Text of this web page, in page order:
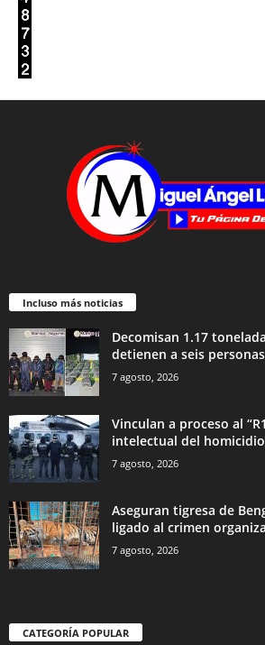
Incluso más noticias
Decomisan 1.17
detienen a seis
7 agosto, 2026
Vinculan a proceso al
intelectual del
7 agosto, 2026
Aseguran tigresa de
ligado al crimen
7 agosto, 2026
CATEGORÍA POPULAR